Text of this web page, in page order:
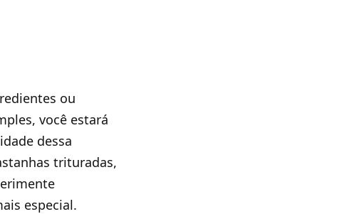
ou
você estará
dessa
trituradas,
especial.